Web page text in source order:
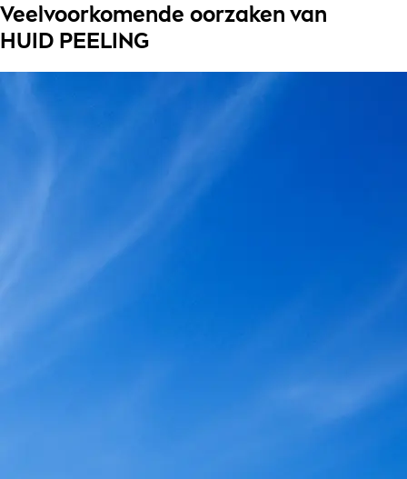
Veelvoorkomende oorzaken van
HUID PEELING